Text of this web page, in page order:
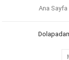
Ana Sayfa